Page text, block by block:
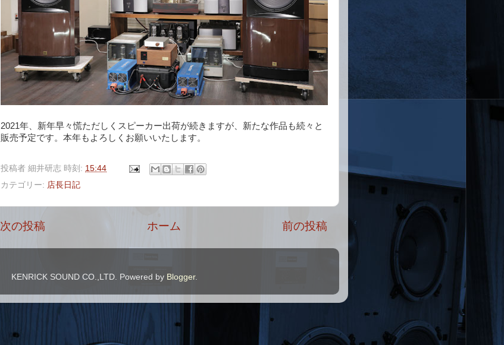
2021年、新年早々慌ただしくスピーカー出荷が続きますが、新たな作品も続々と
販売予定です。本年もよろしくお願いいたします。
投稿者 細井研志 時刻: 15:44
カテゴリー: 店長日記
次の投稿 前の投稿
ホーム
KENRICK SOUND CO.,LTD. Powered by Blogger.